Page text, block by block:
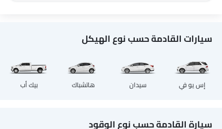
سيارات القادمة حسب نوع الهيكل
إس يو في سيدان هاتشباك بيك أب
سيارة القادمة حسب نوع الوقود